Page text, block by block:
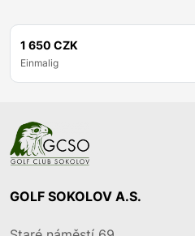
1 650 CZK
Einmalig
GOLF SOKOLOV A.S.